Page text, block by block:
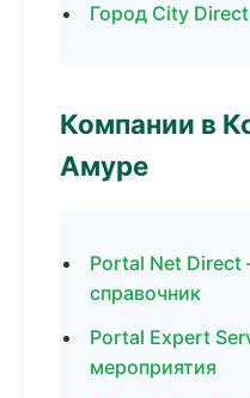
Город City
Компании в
Амуре
Portal Net
справочник
Portal Expert
мероприятия